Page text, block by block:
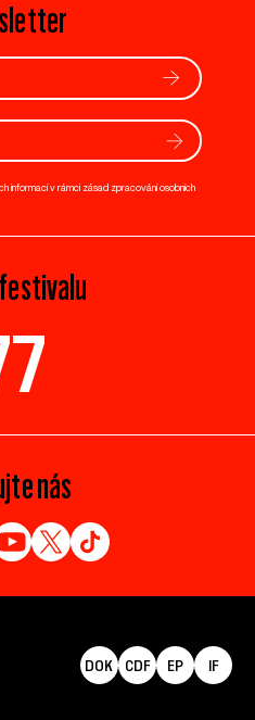
informací v rámci zásad zpracování osobních
nás
DOK CDF EP IF